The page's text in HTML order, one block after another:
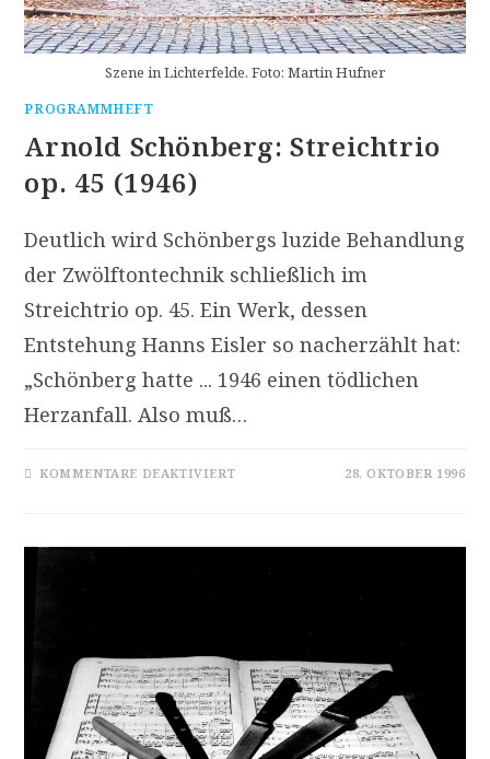
Szene in Lichterfelde. Foto: Martin Hufner
PROGRAMMHEFT
Arnold Schönberg: Streichtrio
op. 45 (1946)
Deutlich wird Schönbergs luzide Behandlung
der Zwölftontechnik schließlich im
Streichtrio op. 45. Ein Werk, dessen
Entstehung Hanns Eisler so nacherzählt hat:
„Schönberg hatte ... 1946 einen tödlichen
Herzanfall. Also muß…
KOMMENTARE DEAKTIVIERTFÜR
45
28. OKTOBER 1996